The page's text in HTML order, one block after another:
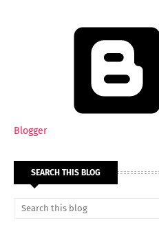
Blogger
SEARCH THIS BLOG